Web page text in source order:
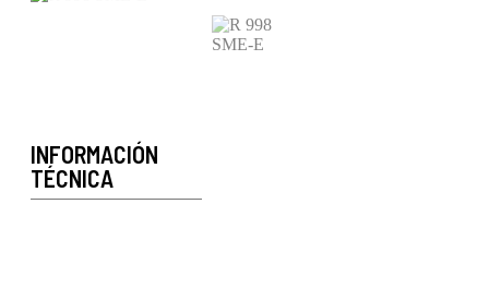
INFORMACIÓN
TÉCNICA